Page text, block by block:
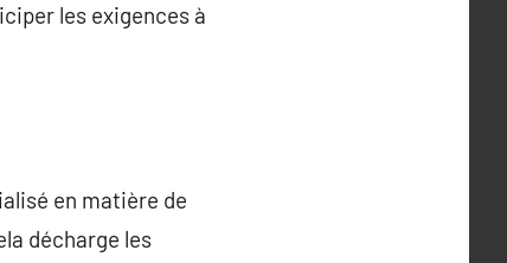
les exigences à
en matière de
décharge les